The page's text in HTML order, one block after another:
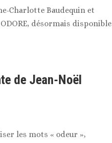
Charlotte Baudequin et
désormais disponible
de Jean-Noël
les mots « odeur »,